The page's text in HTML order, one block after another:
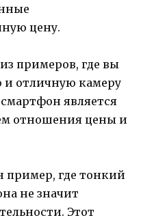
цену.
примеров, где вы
и отличную камеру
является
отношения цены и
пример, где тонкий
не значит
Этот